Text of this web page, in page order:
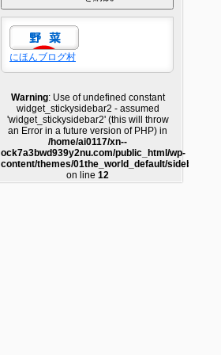
にほんブログ村
Warning: Use of undefined constant
widget_stickysidebar2 - assumed
'widget_stickysidebar2' (this will throw
an Error in a future version of PHP) in
/home/ai0117/xn--
ock7a3bwd939y2nu.com/public_html/wp-
content/themes/01the_world_default/sidebar2.php
on line 12